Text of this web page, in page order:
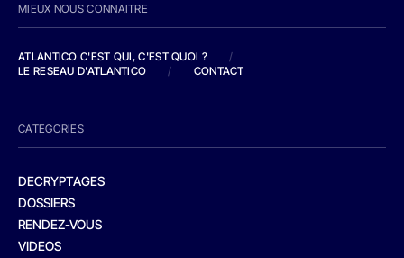
MIEUX NOUS CONNAITRE
ATLANTICO C'EST QUI, C'EST QUOI ?
/
LE RESEAU D'ATLANTICO
/ CONTACT
CATEGORIES
DECRYPTAGES
DOSSIERS
RENDEZ-VOUS
VIDEOS